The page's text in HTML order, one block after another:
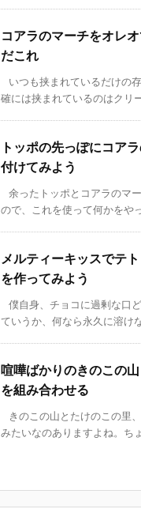
コアラのマーチをオレ
だこれ
いつも挟まれているだけの
確には挟まれているのはクリ
トッポの先っぽにコア
付けてみよう
余ったトッポとコアラのマ
ので、これを使って何かをや
メルティーキッスでテ
を作ってみよう
僕自身、チョコに過剰な口
ていうか、何なら永久に溶け
喧嘩ばかりのきのこの
を組み合わせる
きのこの山とたけのこの里
みたいなのありますよね。ち